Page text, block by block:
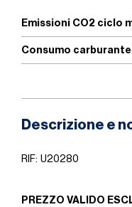
Emissioni CO2 ciclo
Consumo
Descrizione e
RIF: U20280
PREZZO VALIDO